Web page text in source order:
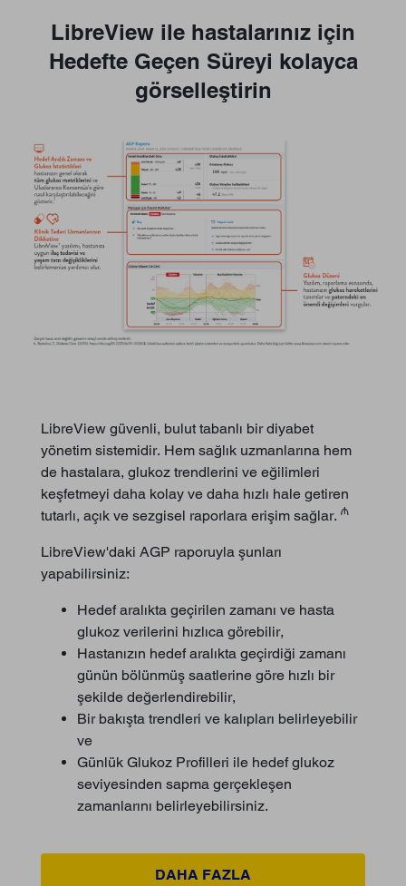
LibreView ile hastalarınız için
Hedefte Geçen Süreyi kolayca
görselleştirin
LibreView güvenli, bulut tabanlı bir diyabet
yönetim sistemidir. Hem sağlık uzmanlarına hem
de hastalara, glukoz trendlerini ve eğilimleri
keşfetmeyi daha kolay ve daha hızlı hale getiren
tutarlı, açık ve sezgisel raporlara erişim sağlar. ₼
LibreView'daki AGP raporuyla şunları
yapabilirsiniz:
Hedef aralıkta geçirilen zamanı ve hasta
glukoz verilerini hızlıca görebilir,
Hastanızın hedef aralıkta geçirdiği zamanı
günün bölünmüş saatlerine göre hızlı bir
şekilde değerlendirebilir,
Bir bakışta trendleri ve kalıpları belirleyebilir
ve
Günlük Glukoz Profilleri ile hedef glukoz
seviyesinden sapma gerçekleşen
zamanlarını belirleyebilirsiniz.
DAHA FAZLA